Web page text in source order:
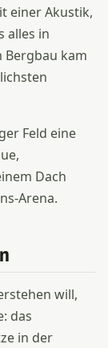
einer Akustik,
alles in
Bergbau kam
Feld eine
Dach
Arena.
will,
das
in der